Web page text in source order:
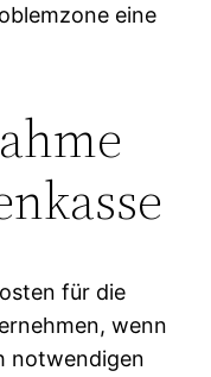
eine
für die
wenn
notwendigen